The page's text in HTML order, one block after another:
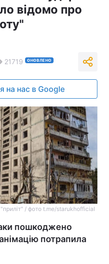
відомо про
21719 ОНОВЛЕНО
на нас в Google
/ фото t.me/starukhofficial
пошкоджено
потрапила